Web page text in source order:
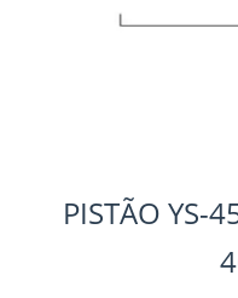
PISTÃO YS-